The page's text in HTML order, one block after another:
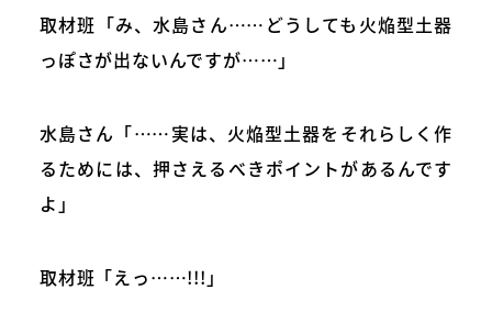
取材班「み、水島さん……どうしても火焔型土器
っぽさが出ないんですが……」
水島さん「……実は、火焔型土器をそれらしく作
るためには、押さえるべきポイントがあるんです
よ」
取材班「えっ……!!!」